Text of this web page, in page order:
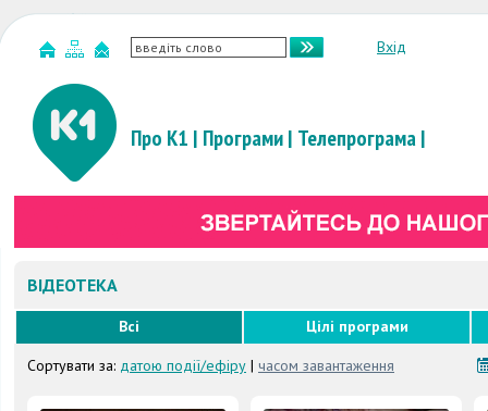
Вхід
Про К1 | Програми| Телепрограма|
ВІДЕОТЕКА
Всі
Цілі програми
Сортувати за: датою події/ефіру | часом завантаження